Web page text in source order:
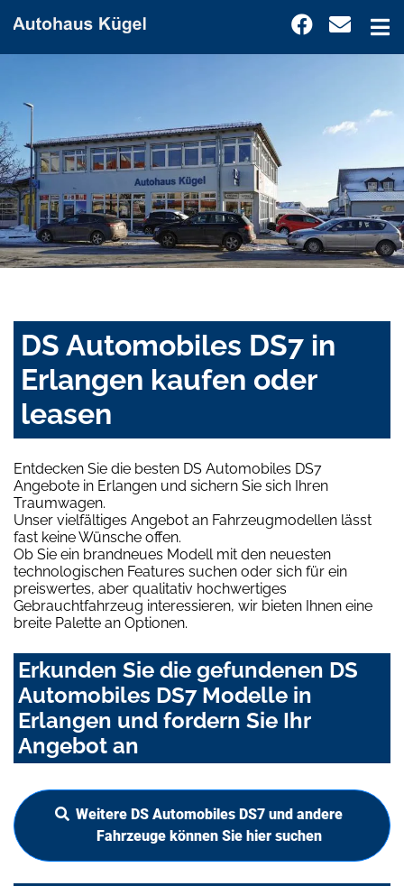
DS Automobiles DS7 in
Erlangen kaufen oder
leasen
Entdecken Sie die besten DS Automobiles DS7
Angebote in Erlangen und sichern Sie sich Ihren
Traumwagen.
Unser vielfältiges Angebot an Fahrzeugmodellen lässt
fast keine Wünsche offen.
Ob Sie ein brandneues Modell mit den neuesten
technologischen Features suchen oder sich für ein
preiswertes, aber qualitativ hochwertiges
Gebrauchtfahrzeug interessieren, wir bieten Ihnen eine
breite Palette an Optionen.
Erkunden Sie die gefundenen DS
Automobiles DS7 Modelle in
Erlangen und fordern Sie Ihr
Angebot an
Weitere DS Automobiles DS7 und andere
Fahrzeuge können Sie hier suchen